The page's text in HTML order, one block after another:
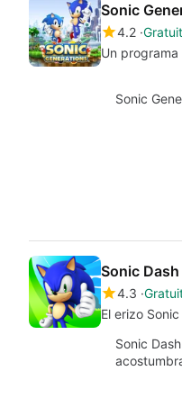
Sonic
4.2
Un
Sonic
Sonic Dash
4.3
El erizo
Sonic